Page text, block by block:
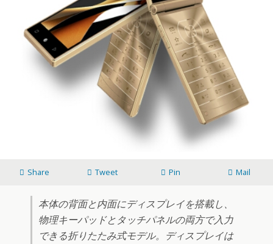
Share Tweet Pin Mail
本体の背面と内面にディスプレイを搭載し、
物理キーパッドとタッチパネルの両方で入力
できる折りたたみ式モデル。ディスプレイは